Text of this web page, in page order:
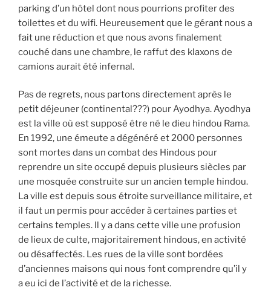
parking d’un hôtel dont nous pourrions profiter des
toilettes et du wifi. Heureusement que le gérant nous a
fait une réduction et que nous avons finalement
couché dans une chambre, le raffut des klaxons de
camions aurait été infernal.
Pas de regrets, nous partons directement après le
petit déjeuner (continental???) pour Ayodhya. Ayodhya
est la ville où est supposé être né le dieu hindou Rama.
En 1992, une émeute a dégénéré et 2000 personnes
sont mortes dans un combat des Hindous pour
reprendre un site occupé depuis plusieurs siècles par
une mosquée construite sur un ancien temple hindou.
La ville est depuis sous étroite surveillance militaire, et
il faut un permis pour accéder à certaines parties et
certains temples. Il y a dans cette ville une profusion
de lieux de culte, majoritairement hindous, en activité
ou désaffectés. Les rues de la ville sont bordées
d’anciennes maisons qui nous font comprendre qu’il y
a eu ici de l’activité et de la richesse.